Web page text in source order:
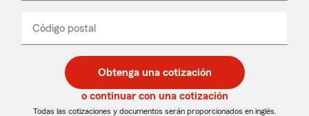
desplegable
Código postal
de
5
dígitos
de
5
dígitos
_____
Obtenga una cotización
o continuar con una cotización
Todas las cotizaciones y documentos serán proporcionados en inglés.